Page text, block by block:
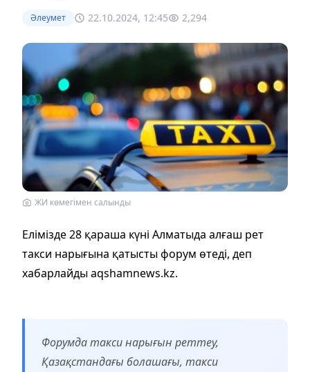
Әлеумет 22.10.2024, 12:45 2,294
ЖИ көмегімен салынды
Елімізде 28 қараша күні Алматыда алғаш рет
такси нарығына қатысты форум өтеді, деп
хабарлайды aqshamnews.kz.
Форумда такси нарығын реттеу,
Қазақстандағы болашағы, такси